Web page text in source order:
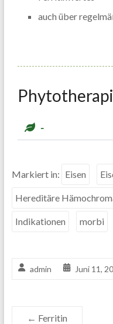
auch über
-
Markiert in: Eisen
Hereditäre
Indikationen morbi
admin Juni 11,
← Ferritin